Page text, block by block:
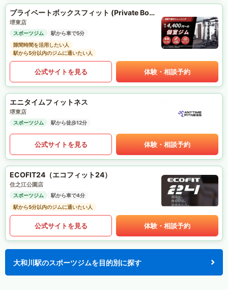
プライベートボックスフィット (Private Box Fit)
堺東店
スポーツジム
駅から車で5分
隙間時間を活用したい人
駅から5分以内のジムに通いたい人
公式サイトを見る 体験・相談予約
エニタイムフィットネス
堺東店
スポーツジム 駅から徒歩12分
公式サイトを見る 体験・相談予約
ECOFIT24（エコフィット24）
住之江公園店
スポーツジム
駅から車で4分
駅から5分以内のジムに通いたい人
公式サイトを見る 体験・相談予約
大和川駅のスポーツジムを目的別に探す